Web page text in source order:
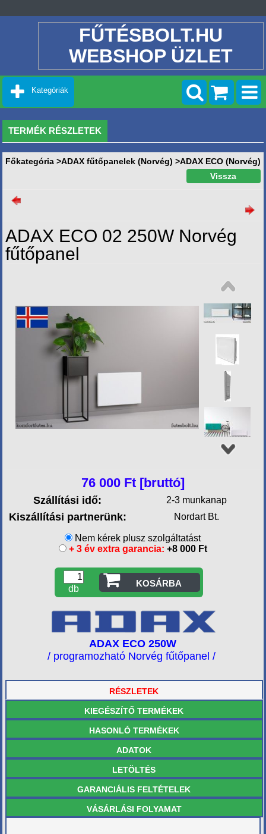
FŰTÉSBOLT.HU
WEBSHOP ÜZLET
Kategóriák
TERMÉK RÉSZLETEK
Főkategória >ADAX fűtőpanelek (Norvég) >ADAX ECO (Norvég)
ADAX ECO 02 250W Norvég
fűtőpanel
76 000Ft [bruttó]
Szállítási idő: 2-3 munkanap
Kiszállítási partnerünk: Nordart Bt.
Nem kérek plusz szolgáltatást
+ 3 év extra garancia: +8 000 Ft
db
KOSÁRBA
ADAX ECO 250W
/ programozható Norvég fűtőpanel /
RÉSZLETEK
KIEGÉSZÍTŐ TERMÉKEK
HASONLÓ TERMÉKEK
ADATOK
LETÖLTÉS
GARANCIÁLIS FELTÉTELEK
VÁSÁRLÁSI FOLYAMAT